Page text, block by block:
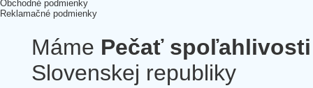
Obchodné podmienky
Reklamačné podmienky
Máme Pečať spoľahlivosti
Slovenskej republiky